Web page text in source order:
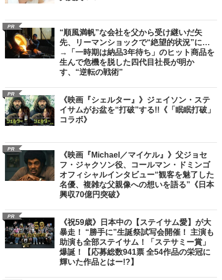
PR
“順風満帆”な会社を父から受け継いだ矢
先、リーマンショックで“絶望的状況”に…
→「一時期は納品3年待ち」のヒット商品を
生んで危機を脱した四代目社長が明か
す、“逆転の戦術”
PR
《映画『シェルター』》ジェイソン・ステ
イサムがお盆を“打破”する!!《「眠眠打破」
コラボ》
PR
《映画『Michael／マイケル』》父ジョセ
フ・ジャクソン役、コールマン・ドミンゴ
オフィシャルインタビュー“観客を魅了した
名優、複雑な父親像への想いを語る”《日本
興収70億円突破》
PR
《祝59歳》日本中の【ステイサム愛】が大
暴走！ “勝手に”生誕祭試写会開催！ 主演も
助演も全部ステイサム！「ステサミー賞」
爆誕！【応募総数941票 全54作品の栄冠に
輝いた作品とはー!?】